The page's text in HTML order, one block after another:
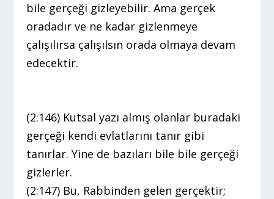
bile gerçeği gizleyebilir. Ama gerçek
oradadır ve ne kadar gizlenmeye
çalışılırsa çalışılsın orada olmaya devam
edecektir.
(2:146) Kutsal yazı almış olanlar buradaki
gerçeği kendi evlatlarını tanır gibi
tanırlar. Yine de bazıları bile bile gerçeği
gizlerler.
(2:147) Bu, Rabbinden gelen gerçektir;